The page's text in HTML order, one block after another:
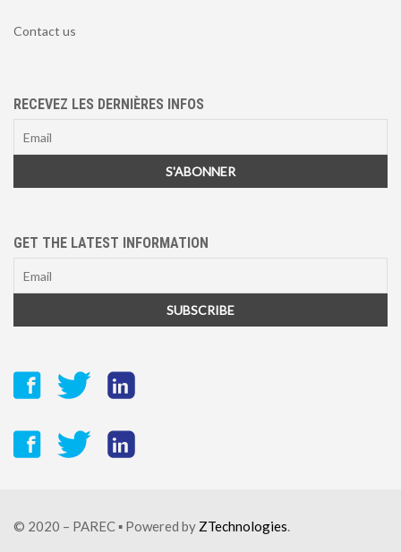
Contact us
RECEVEZ LES DERNIÈRES INFOS
GET THE LATEST INFORMATION
© 2020 – PAREC ▪ Powered by ZTechnologies.